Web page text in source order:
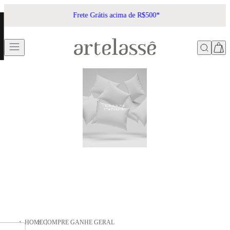
Frete Grátis acima de R$500*
HOMECOMPRE GANHE GERAL